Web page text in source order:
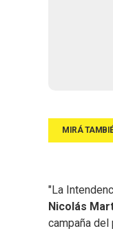
"La
Nicolás
campaña del